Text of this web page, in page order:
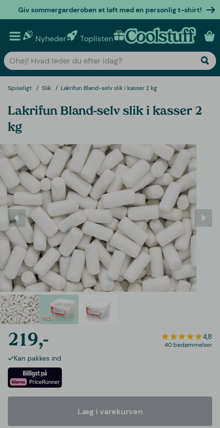
Giv sommergarderoben et løft med en personlig t-shirt!
Nyheder Toplisten Personlige gaver
Spiseligt Slik Lakrifun Bland-selv slik i kasser 2 kg
Lakrifun Bland-selv slik i kasser 2
kg
219,- 4,8
40 bedømmelser
Kan pakkes ind
Læg i varekurven